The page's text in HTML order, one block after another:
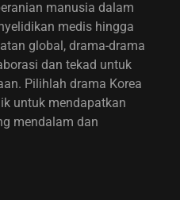
manusia dalam
medis hingga
global, drama-drama
dan tekad untuk
Pilihlah drama Korea
untuk mendapatkan
mendalam dan